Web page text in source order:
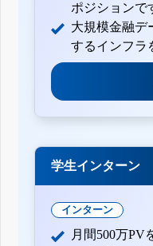
ポジションで
大規模金融デ
するインフラ
学生インターン
インターン
月間500万PV